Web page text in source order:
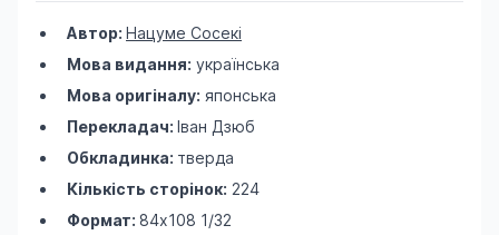
Автор: Нацуме Сосекі
Мова видання: українська
Мова оригіналу: японська
Перекладач: Іван Дзюб
Обкладинка: тверда
Кількість сторінок: 224
Формат: 84х108 1/32